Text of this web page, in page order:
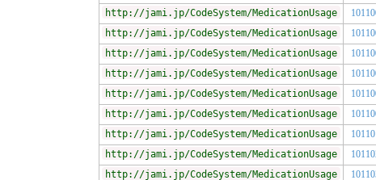
http://jami.jp/CodeSystem/MedicationUsage
http://jami.jp/CodeSystem/MedicationUsage
http://jami.jp/CodeSystem/MedicationUsage
http://jami.jp/CodeSystem/MedicationUsage
http://jami.jp/CodeSystem/MedicationUsage
http://jami.jp/CodeSystem/MedicationUsage
http://jami.jp/CodeSystem/MedicationUsage
http://jami.jp/CodeSystem/MedicationUsage
http://jami.jp/CodeSystem/MedicationUsage